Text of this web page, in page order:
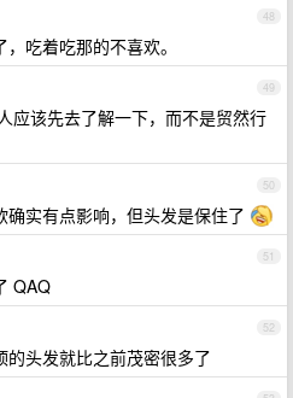
48
吃着吃那的不喜欢。
49
应该先去了解一下，而不是贸然行
50
实有点影响，但头发是保住了
51
QAQ
52
的头发就比之前茂密很多了